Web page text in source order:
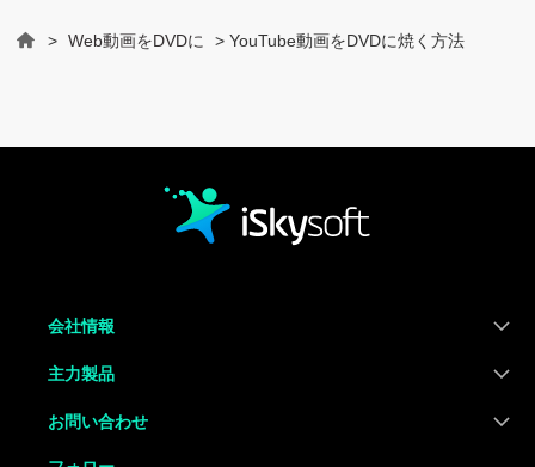
> Web動画をDVDに > YouTube動画をDVDに焼く方法
会社情報
主力製品
お問い合わせ